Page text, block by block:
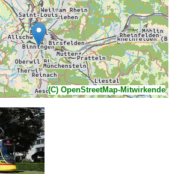
(C) OpenStreetMap-Mitwirkende